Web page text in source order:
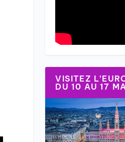
VISITEZ
DU 10 AU 17